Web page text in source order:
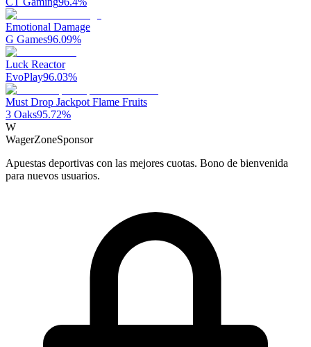
Emotional Damage
G Games96.09%
Luck Reactor
EvoPlay96.03%
Must Drop Jackpot Flame Fruits
3 Oaks95.72%
W
WagerZoneSponsor
Apuestas deportivas con las mejores cuotas. Bono de bienvenida
para nuevos usuarios.